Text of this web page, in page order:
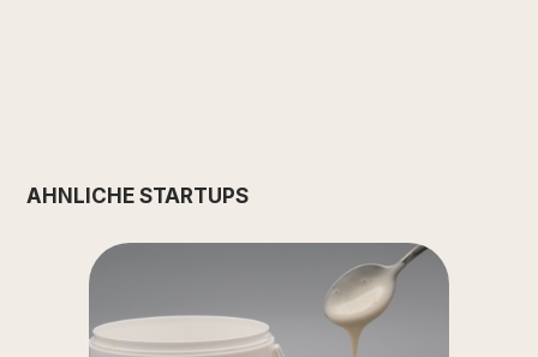
ÄHNLICHE STARTUPS